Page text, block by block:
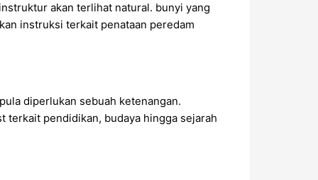
akan terlihat natural. bunyi yang
instruksi terkait penataan peredam
diperlukan sebuah ketenangan.
terkait pendidikan, budaya hingga sejarah